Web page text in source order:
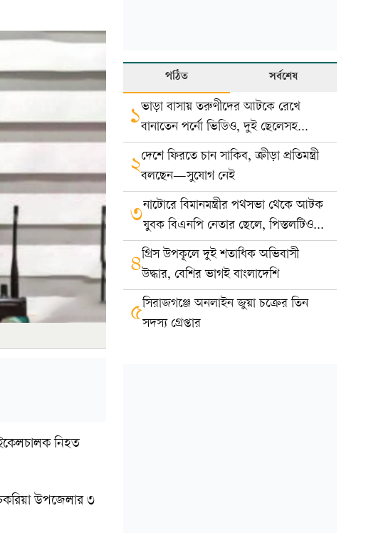
নিহত
উপজেলার ৩
পঠিত সর্বশেষ
১ভাড়া বাসায় তরুণীদের আটকে রেখে
বানাতেন পর্নো ভিডিও, দুই ছেলেসহ
দম্পতি গ্রেপ্তার
২দেশে ফিরতে চান সাকিব, ক্রীড়া প্রতিমন্ত্রী
বলছেন—সুযোগ নেই
৩নাটোরে বিমানমন্ত্রীর পথসভা থেকে আটক
যুবক বিএনপি নেতার ছেলে, পিস্তলটিও
খেলনা
৪গ্রিস উপকূলে দুই শতাধিক অভিবাসী
উদ্ধার, বেশির ভাগই বাংলাদেশি
৫সিরাজগঞ্জে অনলাইন জুয়া চক্রের তিন
সদস্য গ্রেপ্তার